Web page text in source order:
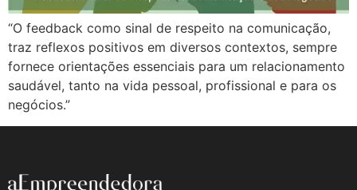
“O feedback como sinal de respeito na comunicação,
traz reflexos positivos em diversos contextos, sempre
fornece orientações essenciais para um relacionamento
saudável, tanto na vida pessoal, profissional e para os
negócios.”